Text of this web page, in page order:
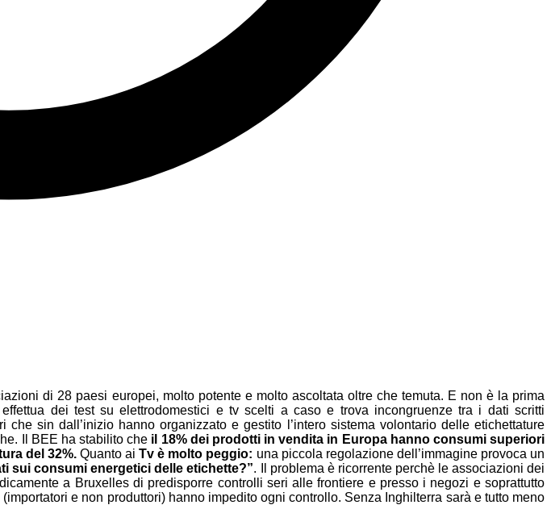
di 28 paesi europei, molto potente e molto ascoltata oltre che temuta. E non è la prima
dei test su elettrodomestici e tv scelti a caso e trova incongruenze tra i dati scritti
sin dall’inizio hanno organizzato e gestito l’intero sistema volontario delle etichettature
Il BEE ha stabilito che il 18% dei prodotti in vendita in Europa hanno consumi superiori
del 32%. Quanto aiTv è molto peggio: una piccola regolazione dell’immagine provoca un
sui consumi energetici delle etichette?”. Il problema è ricorrente perchè le associazioni dei
a Bruxelles di predisporre controlli seri alle frontiere e presso i negozi e soprattutto
(importatori e non produttori) hanno impedito ogni controllo. Senza Inghilterra sarà e tutto meno